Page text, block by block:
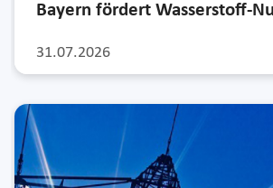
31.07.2026
Bayern fördert Wasserstoff-